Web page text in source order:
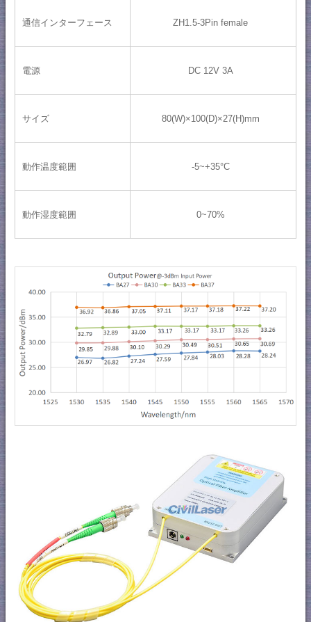
通信インターフェース ZH1.5-3Pin female
電源 DC 12V 3A
サイズ 80(W)×100(D)×27(H)mm
動作温度範囲 -5~+35°C
動作湿度範囲 0~70%